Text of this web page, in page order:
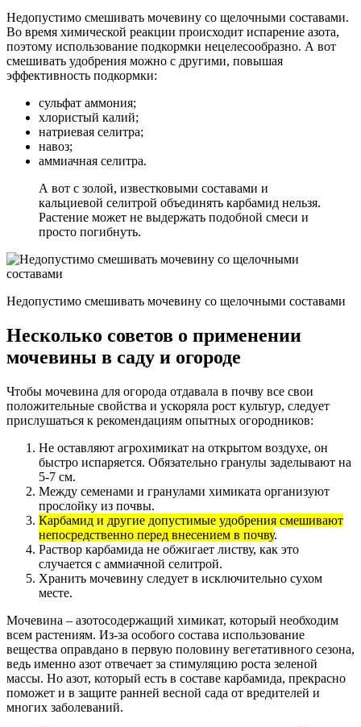
Недопустимо смешивать мочевину со щелочными составами.
Во время химической реакции происходит испарение азота,
поэтому использование подкормки нецелесообразно. А вот
смешивать удобрения можно с другими, повышая
эффективность подкормки:
сульфат аммония;
хлористый калий;
натриевая селитра;
навоз;
аммиачная селитра.
А вот с золой, известковыми составами и
кальциевой селитрой объединять карбамид нельзя.
Растение может не выдержать подобной смеси и
просто погибнуть.
Недопустимо смешивать мочевину со щелочными составами
Несколько советов о применении
мочевины в саду и огороде
Чтобы мочевина для огорода отдавала в почву все свои
положительные свойства и ускоряла рост культур, следует
прислушаться к рекомендациям опытных огородников:
Не оставляют агрохимикат на открытом воздухе, он
быстро испаряется. Обязательно гранулы заделывают на
5-7 см.
Между семенами и гранулами химиката организуют
прослойку из почвы.
Карбамид и другие допустимые удобрения смешивают
непосредственно перед внесением в почву.
Раствор карбамида не обжигает листву, как это
случается с аммиачной селитрой.
Хранить мочевину следует в исключительно сухом
месте.
Мочевина – азотосодержащий химикат, который необходим
всем растениям. Из-за особого состава использование
вещества оправдано в первую половину вегетативного сезона,
ведь именно азот отвечает за стимуляцию роста зеленой
массы. Но азот, который есть в составе карбамида, прекрасно
поможет и в защите ранней весной сада от вредителей и
многих заболеваний.